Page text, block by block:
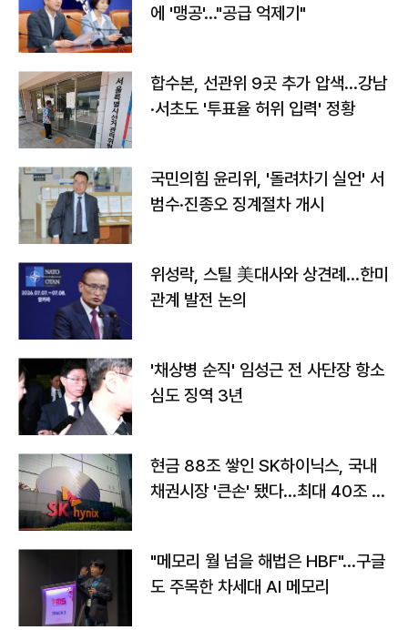
에 '맹공'…"공급 억제기"
합수본, 선관위 9곳 추가 압색…강남
·서초도 '투표율 허위 입력' 정황
국민의힘 윤리위, '돌려차기 실언' 서
범수·진종오 징계절차 개시
위성락, 스틸 美대사와 상견례…한미
관계 발전 논의
'채상병 순직' 임성근 전 사단장 항소
심도 징역 3년
현금 88조 쌓인 SK하이닉스, 국내
채권시장 '큰손' 됐다…최대 40조 투
"메모리 월 넘을 해법은 HBF"…구글
도 주목한 차세대 AI 메모리